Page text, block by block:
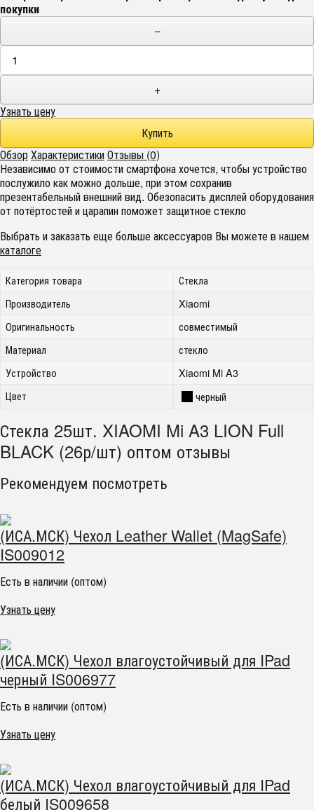
покупки
−
+
Узнать цену
ОбзорХарактеристикиОтзывы (0)
Независимо от стоимости смартфона хочется, чтобы устройство
послужило как можно дольше, при этом сохранив
презентабельный внешний вид. Обезопасить дисплей оборудования
от потёртостей и царапин поможет защитное стекло
Выбрать и заказать еще больше аксессуаров Вы можете в нашем
каталоге
Категория товара
Стекла
Производитель
Xiaomi
Оригинальность
совместимый
Материал
стекло
Устройство
Xiaomi Mi A3
Цвет
черный
Стекла 25шт. XIAOMI Mi A3 LION Full
BLACK (26р/шт) оптом отзывы
Рекомендуем посмотреть
(ИСА.МСК) Чехол Leather Wallet (MagSafe)
IS009012
Есть в наличии (оптом)
Узнать цену
(ИСА.МСК) Чехол влагоустойчивый для IPad
черный IS006977
Есть в наличии (оптом)
Узнать цену
(ИСА.МСК) Чехол влагоустойчивый для IPad
белый IS009658